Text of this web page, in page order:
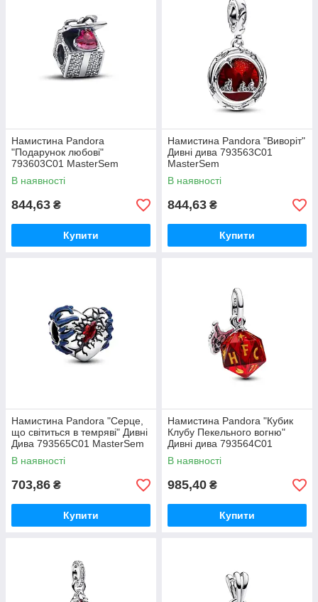
Намистина Pandora
"Подарунок любові"
793603C01 MasterSem
В наявності
844,63 ₴
Купити
Намистина Pandora "Виворіт"
Дивні дива 793563C01
MasterSem
В наявності
844,63 ₴
Купити
Намистина Pandora "Серце,
що світиться в темряві" Дивні
Дива 793565C01 MasterSem
В наявності
703,86 ₴
Купити
Намистина Pandora "Кубик
Клубу Пекельного вогню"
Дивні дива 793564C01
MasterSem
В наявності
985,40 ₴
Купити